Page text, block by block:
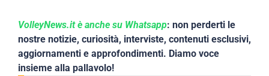
VolleyNews.it è anche su Whatsapp: non perderti le
nostre notizie, curiosità, interviste, contenuti esclusivi,
aggiornamenti e approfondimenti. Diamo voce
insieme alla pallavolo!